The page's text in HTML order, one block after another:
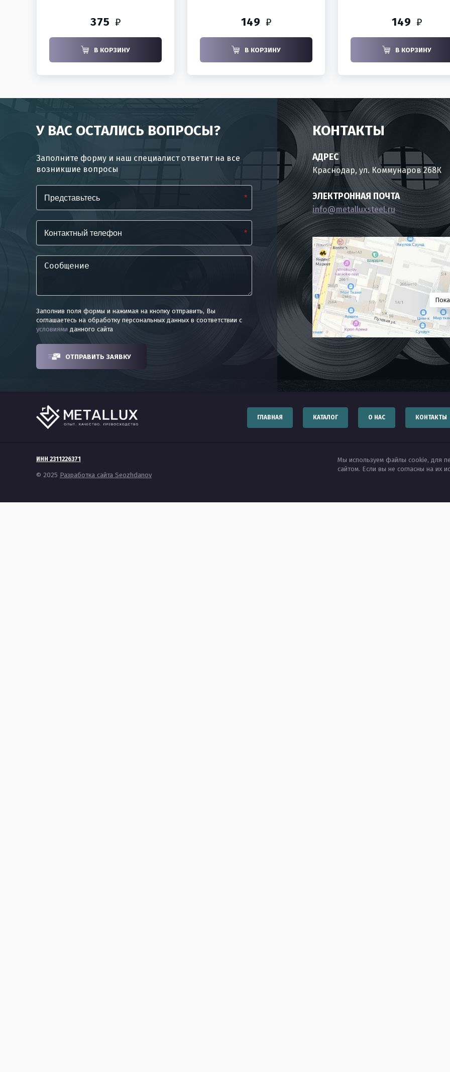
375 ₽
В КОРЗИНУ
149 ₽
В КОРЗИНУ
149 ₽
В КОРЗИНУ
У ВАС ОСТАЛИСЬ ВОПРОСЫ?
Заполните форму и наш специалист ответит на все
возникшие вопросы
*
*
Заполнив поля формы и нажимая на кнопку отправить, Вы
соглашаетесь на обработку персональных данных в соответствии с
условиями данного сайта
ОТПРАВИТЬ ЗАЯВКУ
КОНТАКТЫ
АДРЕС
Краснодар, ул. Коммунаров 268К
ЭЛЕКТРОННАЯ ПОЧТА
info@metalluxsteel.ru
ГЛАВНАЯ КАТАЛОГ О НАС КОНТАКТЫ
ИНН 2311226371
© 2025 Разработка сайта Seozhdanov
Мы используем файлы cookie, для
сайтом. Если вы не согласны на их